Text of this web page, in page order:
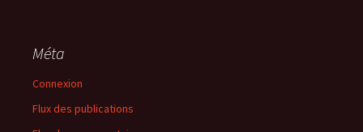
Méta
Connexion
Flux des publications